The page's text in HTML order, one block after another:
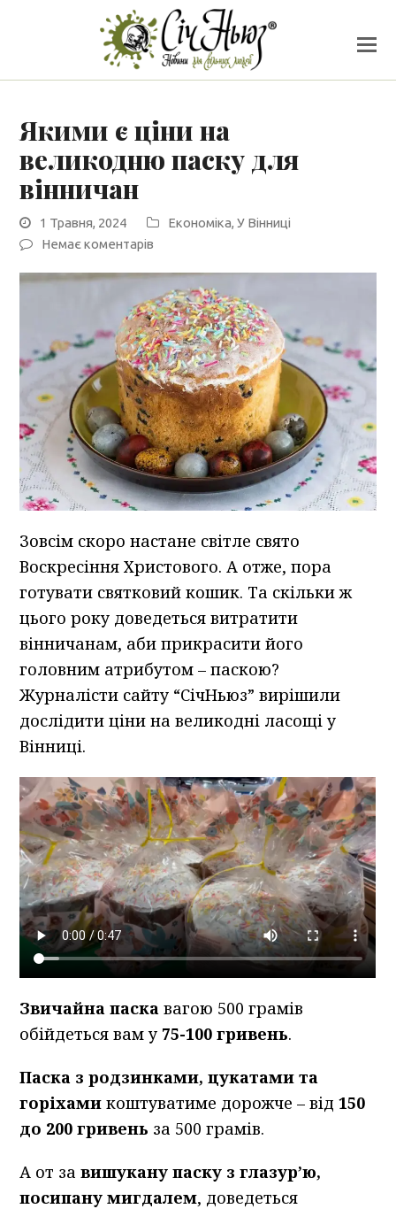
Якими є ціни на
великодню паску для
вінничан
1 Травня, 2024 Економіка,У Вінниці
Немає коментарів
Зовсім скоро настане світле свято
Воскресіння Христового. А отже, пора
готувати святковий кошик. Та скільки ж
цього року доведеться витратити
вінничанам, аби прикрасити його
головним атрибутом – паскою?
Журналісти сайту “СічНьюз” вирішили
дослідити ціни на великодні ласощі у
Вінниці.
Звичайна паска вагою 500 грамів
обійдеться вам у 75-100 гривень.
Паска з родзинками, цукатами та
горіхами коштуватиме дорожче – від150
до 200 гривень за 500 грамів.
А от завишукану паску з глазур’ю,
посипану мигдалем, доведеться